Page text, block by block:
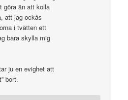
göra än att kolla
att jag ockås
i tvätten ett
bara skylla mig
ju en evighet att
bort.